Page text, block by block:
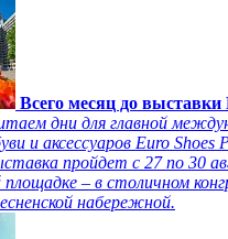
Всего месяц до выставки
дни для главной
и аксессуаров Euro Shoes
пройдет с 27 по 30
площадке – в столичном
набережной.